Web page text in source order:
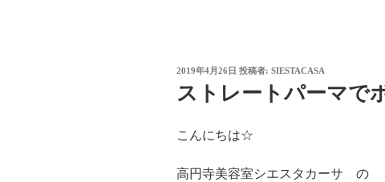
投
日:
2019年4月26日 投稿者: SIESTACASA
ストレートパーマで
こんにちは☆
高円寺美容室シエスタカーサ の